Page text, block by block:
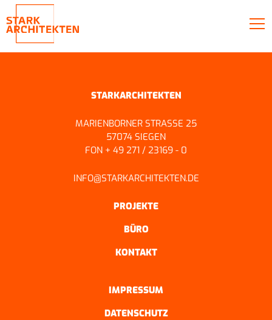
STARKARCHITEKTEN
MARIENBORNER STRASSE 25
57074 SIEGEN
FON + 49 271 / 23169 - 0
INFO@STARKARCHITEKTEN.DE
PROJEKTE
BÜRO
KONTAKT
IMPRESSUM
DATENSCHUTZ